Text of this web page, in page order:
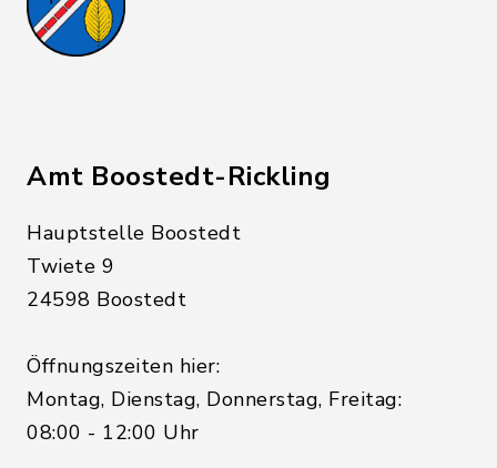
Amt Boostedt-Rickling
Hauptstelle Boostedt
Twiete 9
24598 Boostedt
Öffnungszeiten hier:
Montag, Dienstag, Donnerstag, Freitag:
08:00 - 12:00 Uhr